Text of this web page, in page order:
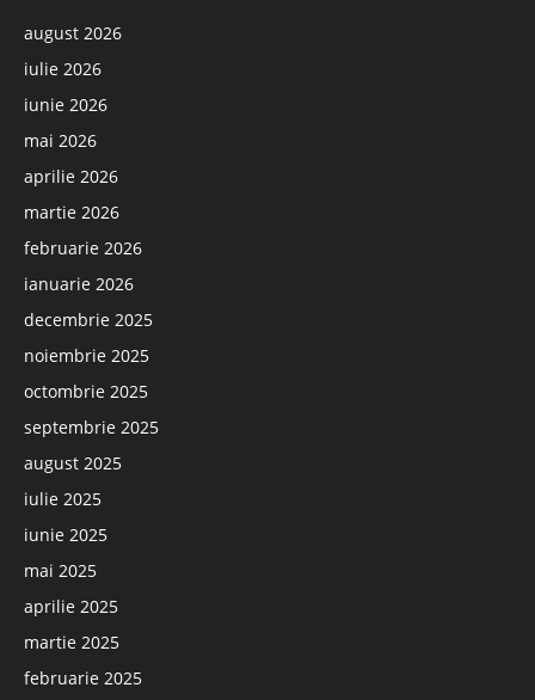
august 2026
iulie 2026
iunie 2026
mai 2026
aprilie 2026
martie 2026
februarie 2026
ianuarie 2026
decembrie 2025
noiembrie 2025
octombrie 2025
septembrie 2025
august 2025
iulie 2025
iunie 2025
mai 2025
aprilie 2025
martie 2025
februarie 2025